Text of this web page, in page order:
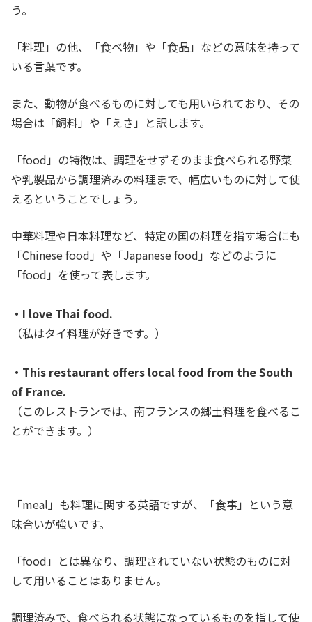
う。
「料理」の他、「食べ物」や「食品」などの意味を持って
いる言葉です。
また、動物が食べるものに対しても用いられており、その
場合は「飼料」や「えさ」と訳します。
「food」の特徴は、調理をせずそのまま食べられる野菜
や乳製品から調理済みの料理まで、幅広いものに対して使
えるということでしょう。
中華料理や日本料理など、特定の国の料理を指す場合にも
「Chinese food」や「Japanese food」などのように
「food」を使って表します。
・I love Thai food.
（私はタイ料理が好きです。）
・This restaurant offers local food from the South
of France.
（このレストランでは、南フランスの郷土料理を食べるこ
とができます。）
「meal」も料理に関する英語ですが、「食事」という意
味合いが強いです。
「food」とは異なり、調理されていない状態のものに対
して用いることはありません。
調理済みで、食べられる状態になっているものを指して使